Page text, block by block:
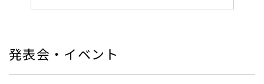
発表会・イベント